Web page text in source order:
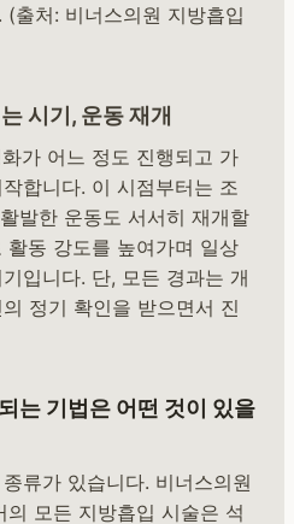
출처: 비너스의원 지방흡입
시기, 운동 재개
가 어느 정도 진행되고 가
합니다. 이 시점부터는 조
발한 운동도 서서히 재개할
활동 강도를 높여가며 일상
입니다. 단, 모든 경과는 개
정기 확인을 받으면서 진
는 기법은 어떤 것이 있을
류가 있습니다. 비너스의원
모든 지방흡입 시술은 석